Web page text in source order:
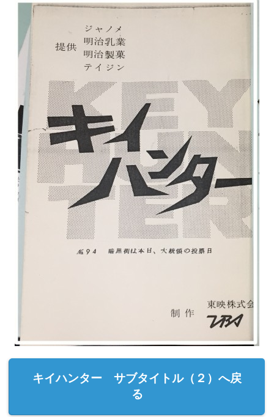
キイハンター サブタイトル（２）へ戻
る